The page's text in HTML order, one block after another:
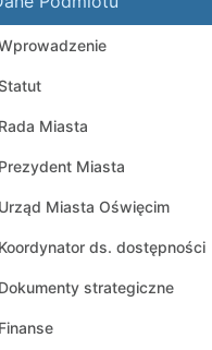
Rada Miasta
Prezydent Miasta
Urząd Miasta Oświęcim
Koordynator ds. dostępności
Dokumenty strategiczne
Finanse